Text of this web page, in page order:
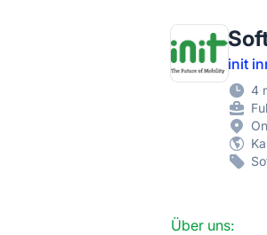
init
4
Über uns: